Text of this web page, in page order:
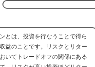
とは、投資を行なうことで得ら
益のことです。リスクとリター
いてトレードオフの関係にある